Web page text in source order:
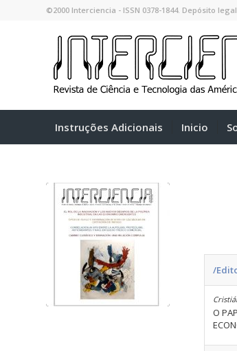
©2000 Interciencia - ISSN 0378-1844. Depósito
Instruções Adicionais Inicio
/
O